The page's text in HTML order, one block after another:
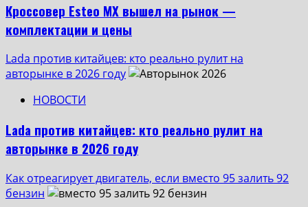
Кроссовер Esteo MX вышел на рынок —
комплектации и цены
Lada против китайцев: кто реально рулит на
авторынке в 2026 году
НОВОСТИ
Lada против китайцев: кто реально рулит на
авторынке в 2026 году
Как отреагирует двигатель, если вместо 95 залить 92
бензин